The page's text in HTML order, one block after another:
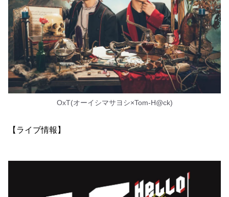
OxT(オーイシマサヨシ×Tom-H@ck)
【ライブ情報】